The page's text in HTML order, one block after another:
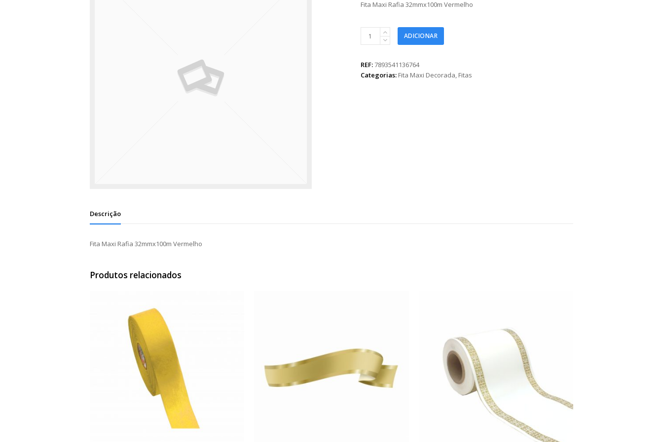
Fita Maxi Rafia 32mmx100m Vermelho
32mmx100m
Vermelho
ADICIONAR
REF:7893541136764
Categorias: Fita Maxi Decorada, Fitas
Descrição
Fita Maxi Rafia 32mmx100m Vermelho
Produtos relacionados